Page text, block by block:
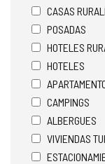
CASAS
POSADAS
HOTELES
HOTELES
CAMPINGS
ALBERGUES
VIVIENDAS